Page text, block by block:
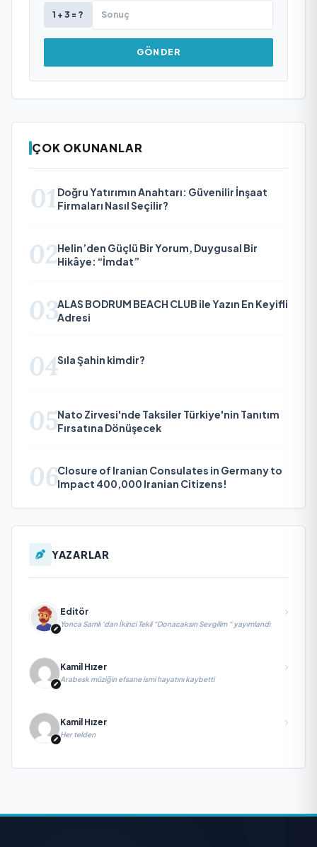
1 + 3 = ?
GÖNDER
ÇOK OKUNANLAR
01 Doğru Yatırımın Anahtarı: Güvenilir İnşaat
Firmaları Nasıl Seçilir?
02Helin’den Güçlü Bir Yorum, Duygusal Bir
Hikâye: “İmdat”
03ALAS BODRUM BEACH CLUB ile Yazın En Keyifli
Adresi
04Sıla Şahin kimdir?
05Nato Zirvesi'nde Taksiler Türkiye'nin Tanıtım
Fırsatına Dönüşecek
06Closure of Iranian Consulates in Germany to
Impact 400,000 Iranian Citizens!
YAZARLAR
Editör
Yonca Samlı ‘dan İkinci Tekli “Donacaksın Sevgilim “ yayımlandı
Kamil Hızer
Arabesk müziğin efsane ismi hayatını kaybetti
Kamil Hızer
Her telden